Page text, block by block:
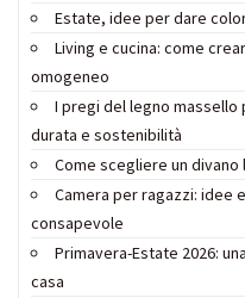
Estate, idee per dare
Living e cucina: come
omogeneo
I pregi del legno
durata e sostenibilità
Come scegliere un
Camera per ragazzi: idee
consapevole
Primavera-Estate 2026:
casa